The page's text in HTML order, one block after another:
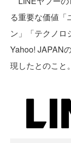
る重要な価値「
ン」「テクノロ
Yahoo! JAPAN
現したとのこと。